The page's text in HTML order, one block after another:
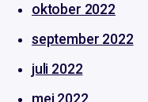
oktober 2022
september 2022
juli 2022
mei 2022